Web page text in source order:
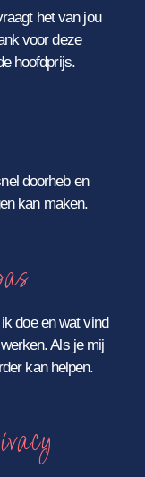
het van jou
voor deze
hoofdprijs.
doorheb en
kan maken.
doe en wat vind
Als je mij
kan helpen.